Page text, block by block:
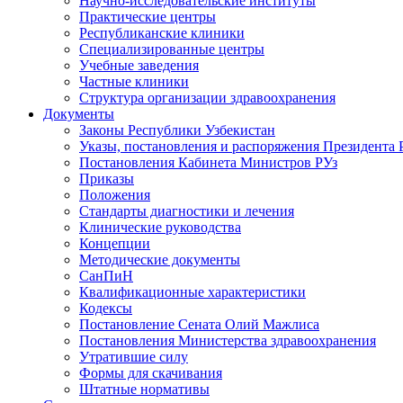
Практические центры
Республиканские клиники
Специализированные центры
Учебные заведения
Частные клиники
Структура организации здравоохранения
Документы
Законы Республики Узбекистан
Указы, постановления и распоряжения Президента
Постановления Кабинета Министров РУз
Приказы
Положения
Стандарты диагностики и лечения
Клинические руководства
Концепции
Методические документы
СанПиН
Квалификационные характеристики
Кодексы
Постановление Сената Олий Мажлиса
Постановления Министерства здравоохранения
Утратившие силу
Формы для скачивания
Штатные нормативы